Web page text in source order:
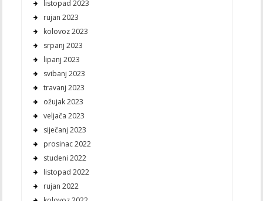
listopad 2023
rujan 2023
kolovoz 2023
srpanj 2023
lipanj 2023
svibanj 2023
travanj 2023
ožujak 2023
veljača 2023
siječanj 2023
prosinac 2022
studeni 2022
listopad 2022
rujan 2022